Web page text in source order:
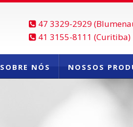
47 3329-2929
41 3155-8111 (Curitiba)
SOBRE NÓS NOSSOS